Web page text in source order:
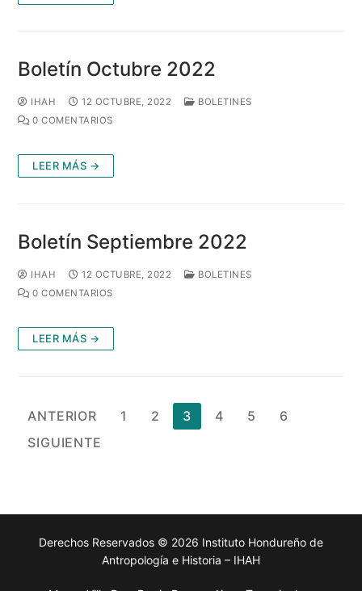
Boletín Octubre 2022
IHAH 12 OCTUBRE, 2022
BOLETINES
0 COMENTARIOS
LEER MÁS →
Boletín Septiembre 2022
IHAH 12 OCTUBRE, 2022
BOLETINES
0 COMENTARIOS
LEER MÁS →
Paginación
de
ANTERIOR 1 2 3 4 5
6
SIGUIENTE
Derechos Reservados © 2026 Instituto Hondureño de
Antropología e Historia – IHAH